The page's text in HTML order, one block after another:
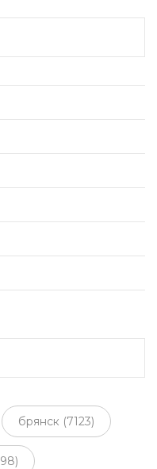
брянск (7123)